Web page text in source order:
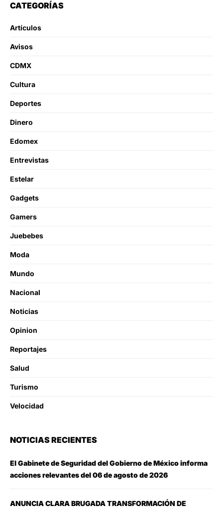
CATEGORÍAS
Artículos
Avisos
CDMX
Cultura
Deportes
Dinero
Edomex
Entrevistas
Estelar
Gadgets
Gamers
Juebebes
Moda
Mundo
Nacional
Noticias
Opinion
Reportajes
Salud
Turismo
Velocidad
NOTICIAS RECIENTES
El Gabinete de Seguridad del Gobierno de México informa
acciones relevantes del 06 de agosto de 2026
ANUNCIA CLARA BRUGADA TRANSFORMACIÓN DE